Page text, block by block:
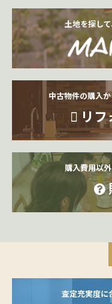
土地を探し
中古物件の購入
リ
購入費用以
査定充実度に